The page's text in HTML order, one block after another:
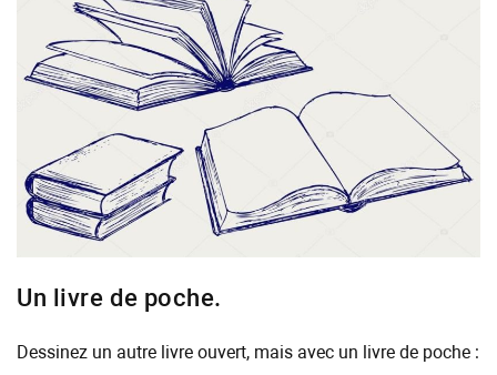
Un livre de poche.
Dessinez un autre livre ouvert, mais avec un livre de poche :